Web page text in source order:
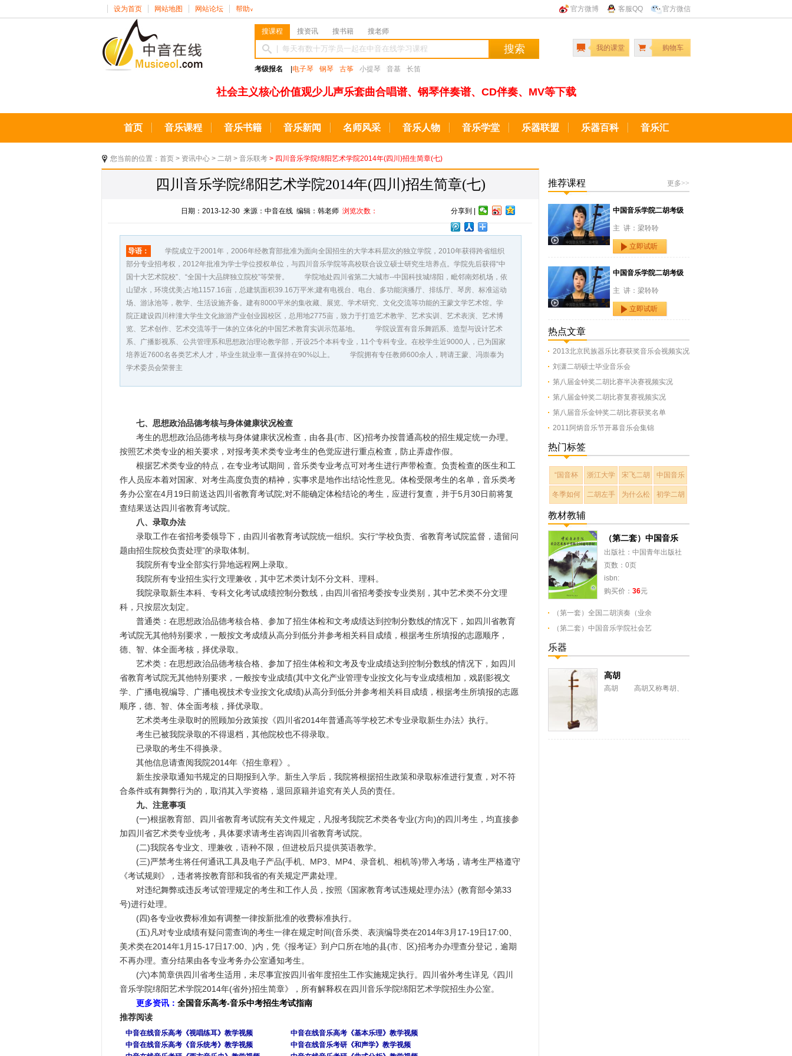
官方微博 客服QQ 官方微信
设为首页 网站地图 网站论坛 帮助 ∨
搜课程 搜资讯 搜书籍 搜老师
搜索
考级报名 电子琴 钢琴 古筝 小提琴 音基 长笛
我的课堂 购物车
社会主义核心价值观少儿声乐套曲合唱谱、钢琴伴奏谱、CD伴奏、MV等下载
首页 音乐课程 音乐书籍 音乐新闻 名师风采 音乐人物 音乐学堂 乐器联盟 乐器百科 音乐汇
您当前的位置： 首页 > 资讯中心 > 二胡 > 音乐联考 > 四川音乐学院绵阳艺术学院2014年(四川)招生简章(七)
四川音乐学院绵阳艺术学院2014年(四川)招生简章(七)
分享到 |
日期：2013-12-30 来源：中音在线 编辑：韩老师 浏览次数：
导语：
学院成立于2001年，2006年经教育部批准为面向全国招生的大学本科层次的独立学院，2010年获得跨省组织
部分专业招考权，2012年批准为学士学位授权单位，与四川音乐学院等高校联合设立硕士研究生培养点。学院先后获得“中
国十大艺术院校”、“全国十大品牌独立院校”等荣誉。 学院地处四川省第二大城市--中国科技城绵阳，毗邻南郊机场，依
山望水，环境优美;占地1157.16亩，总建筑面积39.16万平米;建有电视台、电台、多功能演播厅、排练厅、琴房、标准运动
场、游泳池等，教学、生活设施齐备。建有8000平米的集收藏、展览、学术研究、文化交流等功能的王蒙文学艺术馆。学
院正建设四川梓潼大学生文化旅游产业创业园校区，总用地2775亩，致力于打造艺术教学、艺术实训、艺术表演、艺术博
览、艺术创作、艺术交流等于一体的立体化的中国艺术教育实训示范基地。 学院设置有音乐舞蹈系、造型与设计艺术
系、广播影视系、公共管理系和思想政治理论教学部，开设25个本科专业，11个专科专业。在校学生近9000人，已为国家
培养近7600名各类艺术人才，毕业生就业率一直保持在90%以上。 学院拥有专任教师600余人，聘请王蒙、冯崇泰为
学术委员会荣誉主
七、思想政治品德考核与身体健康状况检查
考生的思想政治品德考核与身体健康状况检查，由各县(市、区)招考办按普通高校的招生规定统一办理。
按照艺术类专业的相关要求，对报考美术类专业考生的色觉应进行重点检查，防止弄虚作假。
根据艺术类专业的特点，在专业考试期间，音乐类专业考点可对考生进行声带检查。负责检查的医生和工
作人员应本着对国家、对考生高度负责的精神，实事求是地作出结论性意见。体检受限考生的名单，音乐类考
务办公室在4月19日前送达四川省教育考试院;对不能确定体检结论的考生，应进行复查，并于5月30日前将复
查结果送达四川省教育考试院。
八、录取办法
录取工作在省招考委领导下，由四川省教育考试院统一组织。实行“学校负责、省教育考试院监督，遗留问
题由招生院校负责处理”的录取体制。
我院所有专业全部实行异地远程网上录取。
我院所有专业招生实行文理兼收，其中艺术类计划不分文科、理科。
我院录取新生本科、专科文化考试成绩控制分数线，由四川省招考委按专业类别，其中艺术类不分文理
科，只按层次划定。
普通类：在思想政治品德考核合格、参加了招生体检和文考成绩达到控制分数线的情况下，如四川省教育
考试院无其他特别要求，一般按文考成绩从高分到低分并参考相关科目成绩，根据考生所填报的志愿顺序，
德、智、体全面考核，择优录取。
艺术类：在思想政治品德考核合格、参加了招生体检和文考及专业成绩达到控制分数线的情况下，如四川
省教育考试院无其他特别要求，一般按专业成绩(其中文化产业管理专业按文化与专业成绩相加，戏剧影视文
学、广播电视编导、广播电视技术专业按文化成绩)从高分到低分并参考相关科目成绩，根据考生所填报的志愿
顺序，德、智、体全面考核，择优录取。
艺术类考生录取时的照顾加分政策按《四川省2014年普通高等学校艺术专业录取新生办法》执行。
考生已被我院录取的不得退档，其他院校也不得录取。
已录取的考生不得换录。
其他信息请查阅我院2014年《招生章程》。
新生按录取通知书规定的日期报到入学。新生入学后，我院将根据招生政策和录取标准进行复查，对不符
合条件或有舞弊行为的，取消其入学资格，退回原籍并追究有关人员的责任。
九、注意事项
(一)根据教育部、四川省教育考试院有关文件规定，凡报考我院艺术类各专业(方向)的四川考生，均直接参
加四川省艺术类专业统考，具体要求请考生咨询四川省教育考试院。
(二)我院各专业文、理兼收，语种不限，但进校后只提供英语教学。
(三)严禁考生将任何通讯工具及电子产品(手机、MP3、MP4、录音机、相机等)带入考场，请考生严格遵守
《考试规则》，违者将按教育部和我省的有关规定严肃处理。
对违纪舞弊或违反考试管理规定的考生和工作人员，按照《国家教育考试违规处理办法》(教育部令第33
号)进行处理。
(四)各专业收费标准如有调整一律按新批准的收费标准执行。
(五)凡对专业成绩有疑问需查询的考生一律在规定时间(音乐类、表演编导类在2014年3月17-19日17:00、
美术类在2014年1月15-17日17:00、)内，凭《报考证》到户口所在地的县(市、区)招考办办理查分登记，逾期
不再办理。查分结果由各专业考务办公室通知考生。
(六)本简章供四川省考生适用，未尽事宜按四川省年度招生工作实施规定执行。四川省外考生详见《四川
音乐学院绵阳艺术学院2014年(省外)招生简章》，所有解释权在四川音乐学院绵阳艺术学院招生办公室。
更多资讯： 全国音乐高考-音乐中考招生考试指南
推荐阅读
中音在线音乐高考《视唱练耳》教学视频
中音在线音乐高考《基本乐理》教学视频
中音在线音乐高考《音乐统考》教学视频
中音在线音乐考研《和声学》教学视频
更多>>
推荐课程
中国音乐学院二胡考级
主 讲：梁聆聆
立即试听
中国音乐学院二胡考级
主 讲：梁聆聆
立即试听
热点文章
2013北京民族器乐比赛获奖音乐会视频实况
刘潇二胡硕士毕业音乐会
第八届金钟奖二胡比赛半决赛视频实况
第八届金钟奖二胡比赛复赛视频实况
第八届音乐金钟奖二胡比赛获奖名单
2011阿炳音乐节开幕音乐会集锦
热门标签
“国音杯 浙江大学 宋飞二胡 中国音乐
冬季如何 二胡左手 为什么松 初学二胡
教材教辅
（第二套）中国音乐
出版社：中国青年出版社
页数：0页
isbn:
购买价： 36元
（第一套）全国二胡演奏（业余
（第二套）中国音乐学院社会艺
乐器
高胡
高胡 高胡又称粤胡、